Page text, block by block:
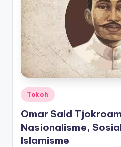
Posted
in
Tokoh
Omar Said
Nasionalisme,
Islamisme